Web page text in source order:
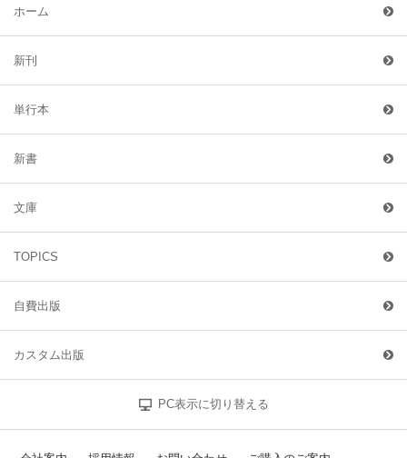
ホーム
新刊
単行本
新書
文庫
TOPICS
自費出版
カスタム出版
PC表示に切り替える